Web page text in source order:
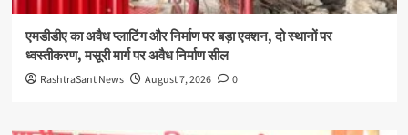
एमडीडीए का अवैध प्लाटिंग और निर्माण पर बड़ा एक्शन, दो स्थानों पर
ध्वस्तीकरण, मसूरी मार्ग पर अवैध निर्माण सील
RashtraSant News August 7, 2026 0